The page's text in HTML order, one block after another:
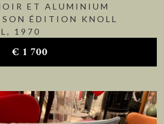
ET ALUMINIUM
ÉDITION KNOLL
1970
€ 1 700